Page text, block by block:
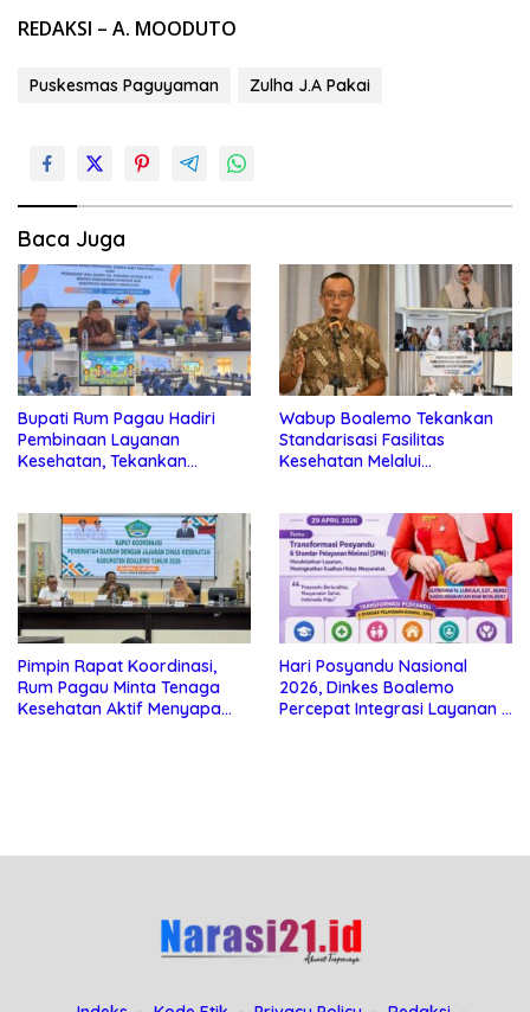
REDAKSI – A. MOODUTO
Puskesmas Paguyaman Zulha J.A Pakai
Baca Juga
Bupati Rum Pagau Hadiri
Pembinaan Layanan
Kesehatan, Tekankan
Wabup Boalemo Tekankan
Standarisasi Fasilitas
Kesehatan Melalui
Pimpin Rapat Koordinasi,
Rum Pagau Minta Tenaga
Kesehatan Aktif Menyapa
Hari Posyandu Nasional
2026, Dinkes Boalemo
Percepat Integrasi Layanan 6